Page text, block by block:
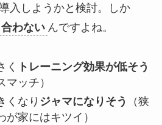
入しようかと検討。しか
わない んですよね。
く
トレーニング効果が低そう
マッチ）
くなり ジャマになりそう
（狭
が家にはキツイ）